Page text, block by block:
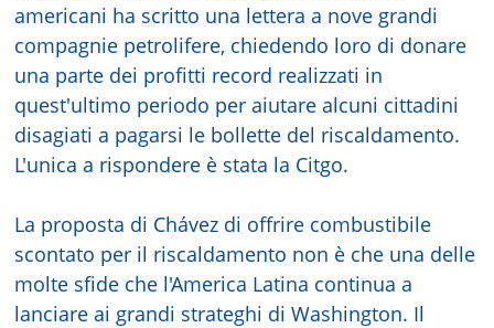
americani ha scritto una lettera a nove grandi
compagnie petrolifere, chiedendo loro di donare
una parte dei profitti record realizzati in
quest'ultimo periodo per aiutare alcuni cittadini
disagiati a pagarsi le bollette del riscaldamento.
L'unica a rispondere è stata la Citgo.
La proposta di Chávez di offrire combustibile
scontato per il riscaldamento non è che una delle
molte sfide che l'America Latina continua a
lanciare ai grandi strateghi di Washington. Il